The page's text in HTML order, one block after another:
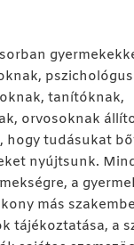
tanítóknak,
orvosoknak
hogy tudásukat
nyújtsunk.
a
más
tájékoztatása, a